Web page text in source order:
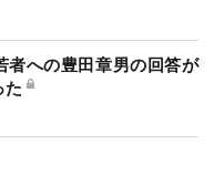
者への豊田章男の回答が